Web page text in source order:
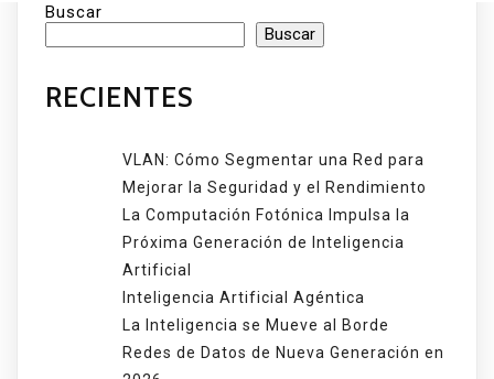
Buscar
Buscar
RECIENTES
VLAN: Cómo Segmentar una Red para
Mejorar la Seguridad y el Rendimiento
La Computación Fotónica Impulsa la
Próxima Generación de Inteligencia
Artificial
Inteligencia Artificial Agéntica
La Inteligencia se Mueve al Borde
Redes de Datos de Nueva Generación en